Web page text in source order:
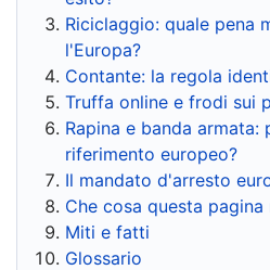
Riciclaggio: quale pena
l'Europa?
Contante: la regola
Truffa online e frodi sui
Rapina e banda armata:
riferimento europeo?
Il mandato d'arresto
Che cosa questa
Miti e fatti
Glossario